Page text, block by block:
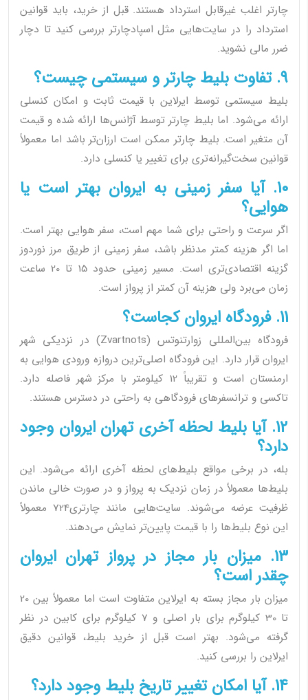
چارتر اغلب غیرقابل استرداد هستند. قبل از خرید، باید قوانین
استرداد را در سایت‌هایی مثل اسپادچارتر بررسی کنید تا دچار
ضرر مالی نشوید.
9. تفاوت بلیط چارتر و سیستمی چیست؟
بلیط سیستمی توسط ایرلاین با قیمت ثابت و امکان کنسلی
ارائه می‌شود. اما بلیط چارتر توسط آژانس‌ها ارائه شده و قیمت
آن متغیر است. بلیط چارتر ممکن است ارزان‌تر باشد اما معمولاً
قوانین سخت‌گیرانه‌تری برای تغییر یا کنسلی دارد.
10. آیا سفر زمینی به ایروان بهتر است یا
هوایی؟
اگر سرعت و راحتی برای شما مهم است، سفر هوایی بهتر است.
اما اگر هزینه کمتر مدنظر باشد، سفر زمینی از طریق مرز نوردوز
گزینه اقتصادی‌تری است. مسیر زمینی حدود 15 تا 20 ساعت
زمان می‌برد ولی هزینه آن کمتر از پرواز است.
11. فرودگاه ایروان کجاست؟
فرودگاه بین‌المللی زوارتنوتس (Zvartnots) در نزدیکی شهر
ایروان قرار دارد. این فرودگاه اصلی‌ترین دروازه ورودی هوایی به
ارمنستان است و تقریباً 12 کیلومتر با مرکز شهر فاصله دارد.
تاکسی و ترانسفرهای فرودگاهی به راحتی در دسترس هستند.
12. آیا بلیط لحظه آخری تهران ایروان وجود
دارد؟
بله، در برخی مواقع بلیط‌های لحظه آخری ارائه می‌شود. این
بلیط‌ها معمولاً در زمان نزدیک به پرواز و در صورت خالی ماندن
ظرفیت عرضه می‌شوند. سایت‌هایی مانند چارتری724 معمولاً
این نوع بلیط‌ها را با قیمت پایین‌تر نمایش می‌دهند.
13. میزان بار مجاز در پرواز تهران ایروان
چقدر است؟
میزان بار مجاز بسته به ایرلاین متفاوت است اما معمولاً بین 20
تا 30 کیلوگرم برای بار اصلی و 7 کیلوگرم برای کابین در نظر
گرفته می‌شود. بهتر است قبل از خرید بلیط، قوانین دقیق
ایرلاین را بررسی کنید.
14. آیا امکان تغییر تاریخ بلیط وجود دارد؟